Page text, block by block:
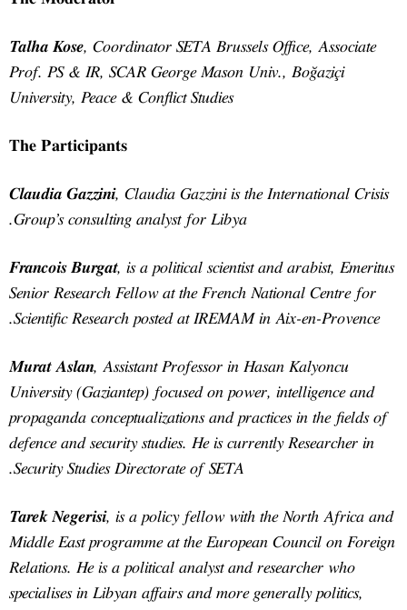
Talha Kose,Coordinator
Prof. PS & IR, SCAR
University, Peace & Conflict
Claudia Gazzini,Claudia
Group’s consulting
Francois Burgat ,is a
Senior Research Fellow at
Scientific Research posted
Murat Aslan, Assistant
University (Gaziantep)
propaganda
defence and security
Security Studies
Tarek Negerisi,is a policy
Middle East programme at
Relations. He is a political
specialises in Libyan